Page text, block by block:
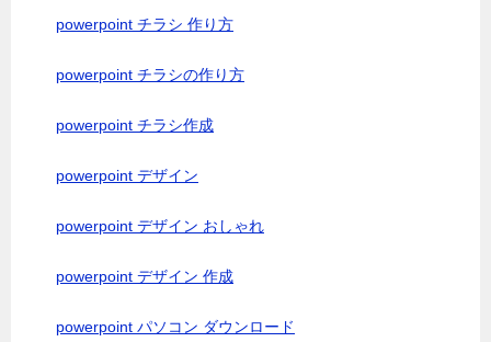
powerpoint チラシ 作り方
powerpoint チラシの作り方
powerpoint チラシ作成
powerpoint デザイン
powerpoint デザイン おしゃれ
powerpoint デザイン 作成
powerpoint パソコン ダウンロード